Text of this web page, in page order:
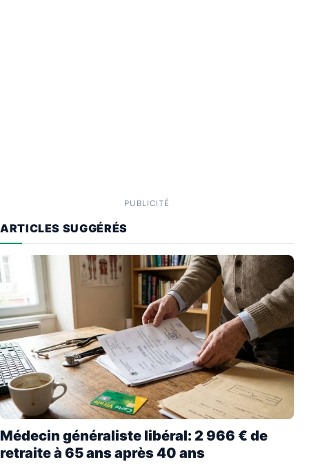
PUBLICITÉ
ARTICLES SUGGÉRÉS
Médecin généraliste libéral: 2 966 € de
retraite à 65 ans après 40 ans